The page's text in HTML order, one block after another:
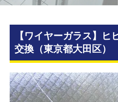
【ワイヤーガラス】ヒ
交換（東京都大田区）